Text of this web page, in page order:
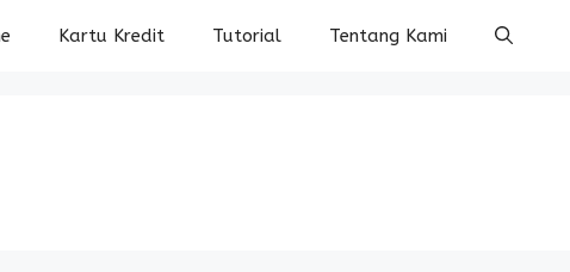
Kartu Kredit Tutorial Tentang Kami